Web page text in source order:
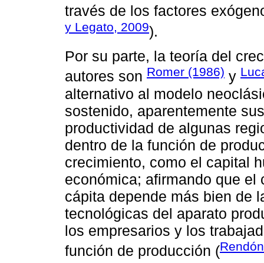
través de los factores
y Legato, 2009).
Por su parte, la teoría del
autores son Romer (1986) y
alternativo al modelo
sostenido, aparentemente
productividad de algunas
dentro de la función de
crecimiento, como el capital
económica; afirmando que
cápita depende más bien de
tecnológicas del aparato
los empresarios y los
función de producción (